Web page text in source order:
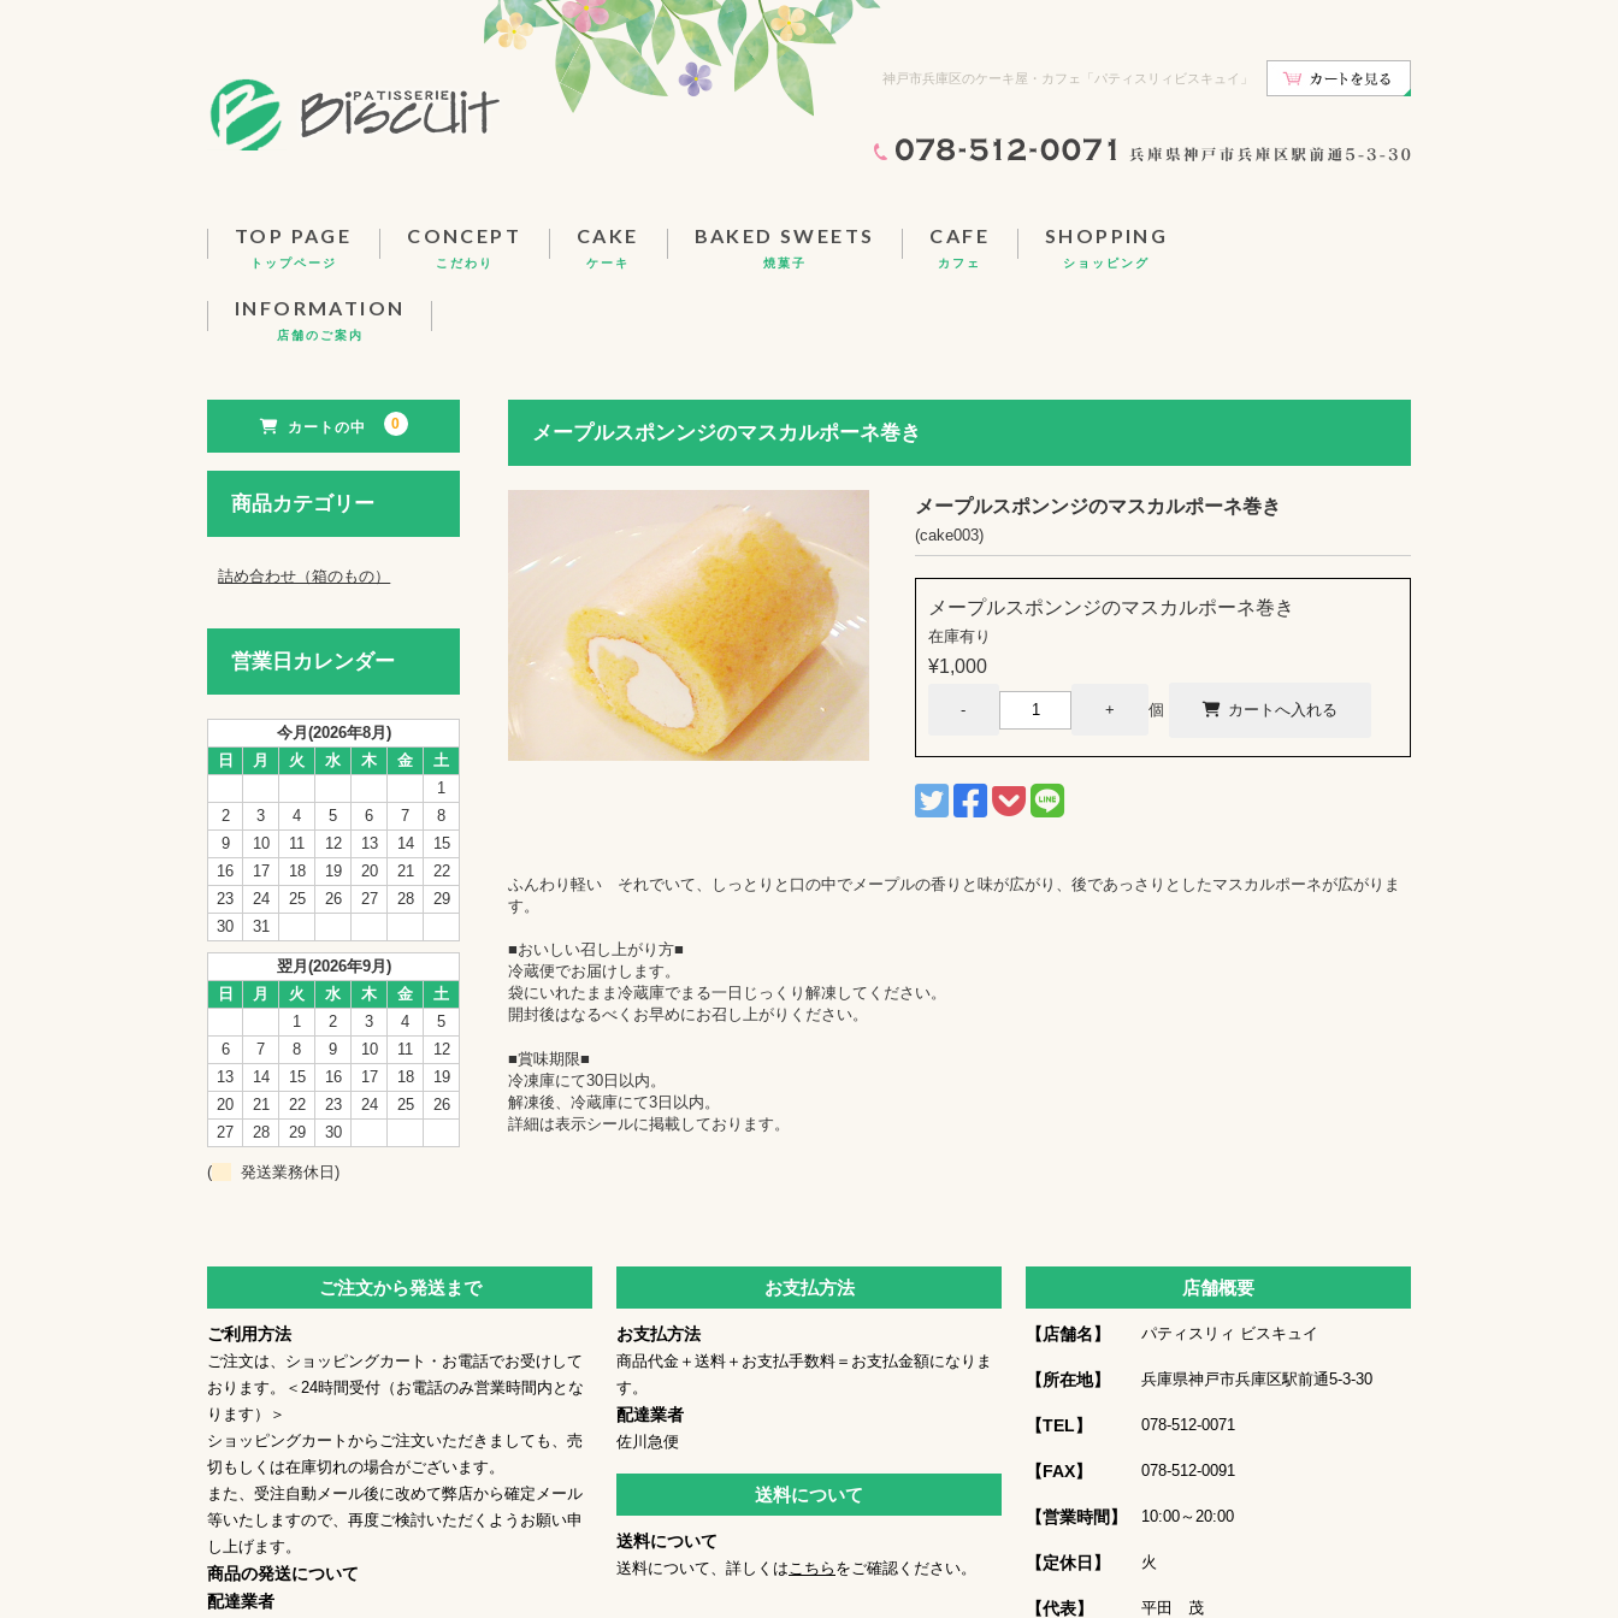
神戸市兵庫区のケーキ屋・カフェ「パティスリィビスキュイ」
トップページ こだわり ケーキ 焼菓子 カフェ ショッピング
店舗のご案内
メープルスポンンジのマスカルポーネ巻き
メープルスポンンジのマスカルポーネ巻き
(cake003)
メープルスポンンジのマスカルポーネ巻き
在庫有り
¥1,000
個
ふんわり軽い それでいて、しっとりと口の中でメープルの香りと味が広がり、後であっさりとしたマスカルポーネが広がりま
す。
■おいしい召し上がり方■
冷蔵便でお届けします。
袋にいれたまま冷蔵庫でまる一日じっくり解凍してください。
開封後はなるべくお早めにお召し上がりください。
■賞味期限■
冷凍庫にて30日以内。
解凍後、冷蔵庫にて3日以内。
詳細は表示シールに掲載しております。
カートの中 0
商品カテゴリー
詰め合わせ（箱のもの）
営業日カレンダー
今月(2026年8月)
日
月 火 水 木 金
土
1
2
3 4 5 6 7
8
9
10 11 12 13 14
15
16
17 18 19 20 21
22
23
24 25 26 27 28
29
30
31
翌月(2026年9月)
日
月 火 水 木 金
土
1
2 3 4
5
6
7 8 9 10 11
12
13
14 15 16 17 18
19
20
21 22 23 24 25
26
27
28 29 30
( 発送業務休日)
ご注文から発送まで
ご利用方法
ご注文は、ショッピングカート・お電話でお受けして
おります。＜24時間受付（お電話のみ営業時間内とな
ります）＞
ショッピングカートからご注文いただきましても、売
切もしくは在庫切れの場合がございます。
また、受注自動メール後に改めて弊店から確定メール
等いたしますので、再度ご検討いただくようお願い申
し上げます。
商品の発送について
配達業者
お支払方法
お支払方法
商品代金＋送料＋お支払手数料＝お支払金額になりま
す。
配達業者
佐川急便
送料について
送料について
送料について、詳しくは こちら をご確認ください。
店舗概要
【店舗名】 パティスリィ ビスキュイ
【所在地】 兵庫県神戸市兵庫区駅前通5-3-30
【TEL】 078-512-0071
【FAX】 078-512-0091
【営業時間】 10:00～20:00
【定休日】 火
【代表】 平田 茂